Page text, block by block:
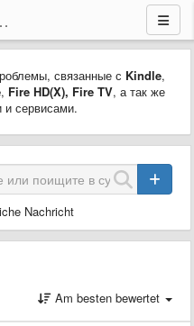
Voyage
связанные с Kindle,
, Fire HD(X), Fire TV, а так же
сервисами.
Nachricht
Am besten bewertet